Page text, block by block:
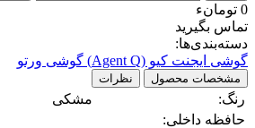
0 تومانء
تماس بگیرید
دسته‌بندی‌ها:
گوشی ایجنت کیو (Agent Q)
گوشی ورتو
مشخصات محصول نظرات
رنگ:
مشکی
حافظه داخلی: